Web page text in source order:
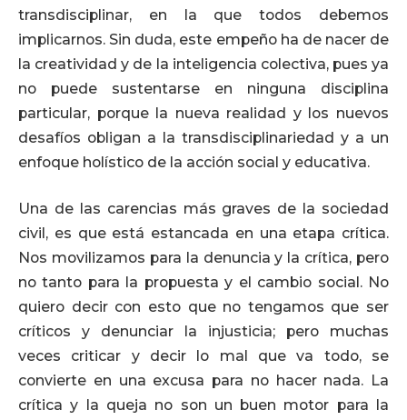
transdisciplinar, en la que todos debemos
implicarnos. Sin duda, este empeño ha de nacer de
la creatividad y de la inteligencia colectiva, pues ya
no puede sustentarse en ninguna disciplina
particular, porque la nueva realidad y los nuevos
desafíos obligan a la transdisciplinariedad y a un
enfoque holístico de la acción social y educativa.
Una de las carencias más graves de la sociedad
civil, es que está estancada en una etapa crítica.
Nos movilizamos para la denuncia y la crítica, pero
no tanto para la propuesta y el cambio social. No
quiero decir con esto que no tengamos que ser
críticos y denunciar la injusticia; pero muchas
veces criticar y decir lo mal que va todo, se
convierte en una excusa para no hacer nada. La
crítica y la queja no son un buen motor para la